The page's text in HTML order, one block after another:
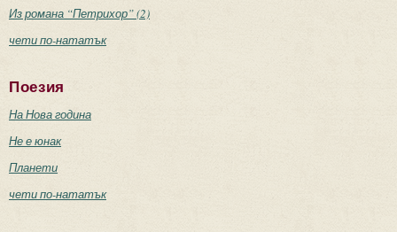
Из романа “Петрихор” (2)
чети по-нататък
Поезия
На Нова година
Не е юнак
Планети
чети по-нататък